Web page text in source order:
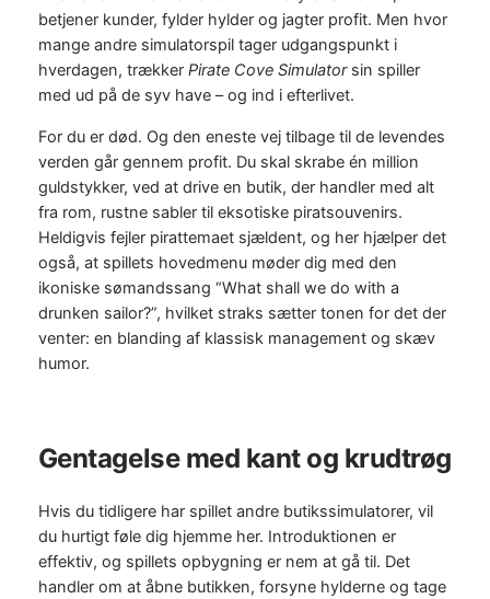
betjener kunder, fylder hylder og jagter profit. Men hvor
mange andre simulatorspil tager udgangspunkt i
hverdagen, trækker Pirate Cove Simulatorsin spiller
med ud på de syv have – og ind i efterlivet.
For du er død. Og den eneste vej tilbage til de levendes
verden går gennem profit. Du skal skrabe én million
guldstykker, ved at drive en butik, der handler med alt
fra rom, rustne sabler til eksotiske piratsouvenirs.
Heldigvis fejler pirattemaet sjældent, og her hjælper det
også, at spillets hovedmenu møder dig med den
ikoniske sømandssang “What shall we do with a
drunken sailor?”, hvilket straks sætter tonen for det der
venter: en blanding af klassisk management og skæv
humor.
Gentagelse med kant og krudtrøg
Hvis du tidligere har spillet andre butikssimulatorer, vil
du hurtigt føle dig hjemme her. Introduktionen er
effektiv, og spillets opbygning er nem at gå til. Det
handler om at åbne butikken, forsyne hylderne og tage